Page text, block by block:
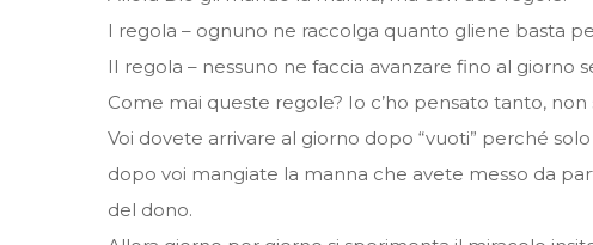
I regola – ognuno ne raccolga quanto gliene basta
II regola – nessuno ne faccia avanzare fino al giorno
Come mai queste regole? Io c’ho pensato tanto,
Voi dovete arrivare al giorno dopo “vuoti” perché
dopo voi mangiate la manna che avete messo da
del dono.